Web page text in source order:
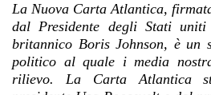
La Nuova Carta Atlantica,
dal Presidente degli Stati
britannico Boris Johnson, è un
politico al quale i media
rilievo. La Carta Atlantica